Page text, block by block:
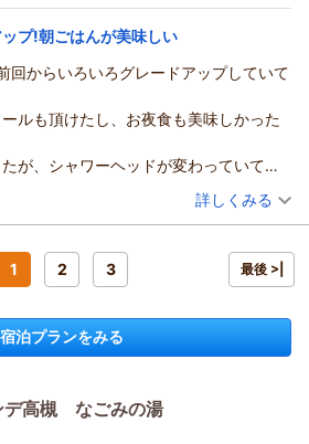
館を心よりお待ちしております。
（返信日：2026/03/15）
(大人一人あたり/税込)
泊いただき、誠にありがとうございま
手伝い、本当にお疲れ様でございまし
な節目に、当ホテルをお選びいただけ
ます。
に受け止め、今後の案内改善の参考と
活が、実り多く素晴らしいものとなり
たしております。
プ!朝ごはんが美味しい
回からいろいろグレードアップしていて
ルも頂けたし、お夜食も美味しかった
が、シャワーヘッドが変わっていて良
います。
（投稿日：2026/03/09）
(子連れ旅行)
お得◎】車で旅行に行こう♪ドライブを楽しむ
食付き
ツイン 朝のみ
なごみの湯からの返信
詳しくみる
1 2 3 最後 >|
宿泊プランをみる
デ高槻 なごみの湯